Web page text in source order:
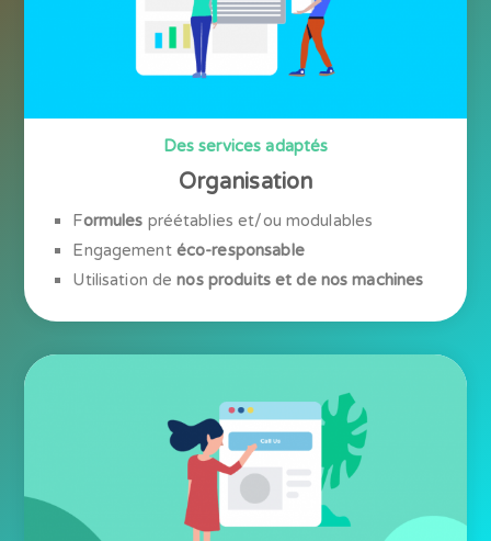
Des services adaptés
Organisation
Formules préétablies et/ou modulables
Engagement éco-responsable
Utilisation denos produits et de nos machines